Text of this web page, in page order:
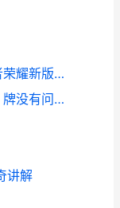
王者荣耀新版大禹铭文挑选攻略 王者荣耀新版大禹
《卡厄思梦境》「深潜者」测试PV丨牌没有问题 卡厄思梦境官网
讲解